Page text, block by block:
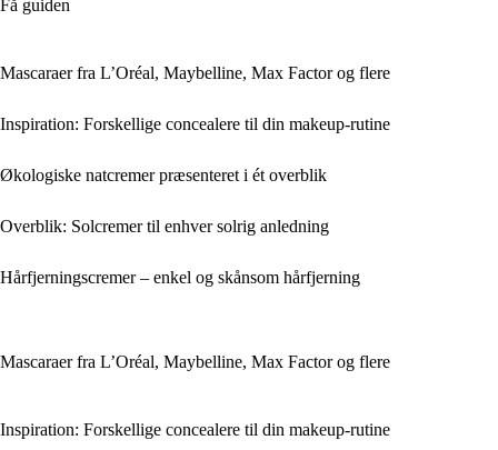
Få guiden
Mascaraer fra L’Oréal, Maybelline, Max Factor og flere
Inspiration: Forskellige concealere til din makeup-rutine
Økologiske natcremer præsenteret i ét overblik
Overblik: Solcremer til enhver solrig anledning
Hårfjerningscremer – enkel og skånsom hårfjerning
Mascaraer fra L’Oréal, Maybelline, Max Factor og flere
Inspiration: Forskellige concealere til din makeup-rutine